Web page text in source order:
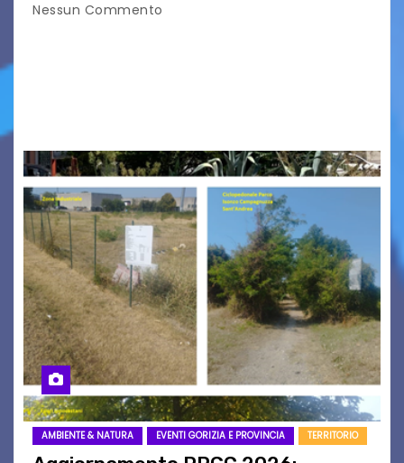
Nessun Commento
AMBIENTE & NATURA EVENTI GORIZIA E PROVINCIA TERRITORIO